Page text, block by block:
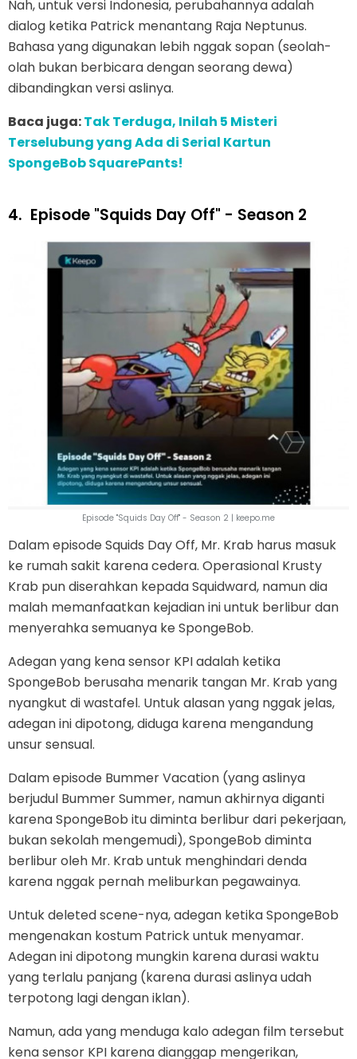
Nah, untuk versi Indonesia, perubahannya adalah
dialog ketika Patrick menantang Raja Neptunus.
Bahasa yang digunakan lebih nggak sopan (seolah-
olah bukan berbicara dengan seorang dewa)
dibandingkan versi aslinya.
Baca juga:Tak Terduga, Inilah 5 Misteri
Terselubung yang Ada di Serial Kartun
SpongeBob SquarePants!
4. Episode "Squids Day Off" - Season 2
Episode "Squids Day Off" - Season 2 | keepo.me
Dalam episode Squids Day Off, Mr. Krab harus masuk
ke rumah sakit karena cedera. Operasional Krusty
Krab pun diserahkan kepada Squidward, namun dia
malah memanfaatkan kejadian ini untuk berlibur dan
menyerahka semuanya ke SpongeBob.
Adegan yang kena sensor KPI adalah ketika
SpongeBob berusaha menarik tangan Mr. Krab yang
nyangkut di wastafel. Untuk alasan yang nggak jelas,
adegan ini dipotong, diduga karena mengandung
unsur sensual.
Dalam episode Bummer Vacation (yang aslinya
berjudul Bummer Summer, namun akhirnya diganti
karena SpongeBob itu diminta berlibur dari pekerjaan,
bukan sekolah mengemudi), SpongeBob diminta
berlibur oleh Mr. Krab untuk menghindari denda
karena nggak pernah meliburkan pegawainya.
Untuk deleted scene-nya, adegan ketika SpongeBob
mengenakan kostum Patrick untuk menyamar.
Adegan ini dipotong mungkin karena durasi waktu
yang terlalu panjang (karena durasi aslinya udah
terpotong lagi dengan iklan).
Namun, ada yang menduga kalo adegan film tersebut
kena sensor KPI karena dianggap mengerikan,